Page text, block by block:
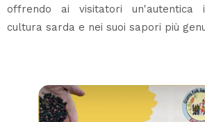
offrendo ai visitatori un'autentica
cultura sarda e nei suoi sapori più